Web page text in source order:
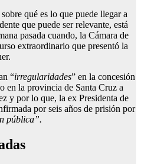
qué es lo que puede llegar a
que puede ser relevante, está
pasada cuando, la Cámara de
extraordinario que presentó la
“irregularidades” en la concesión
en la provincia de Santa Cruz a
y por lo que, la ex Presidenta de
por seis años de prisión por
pública”.